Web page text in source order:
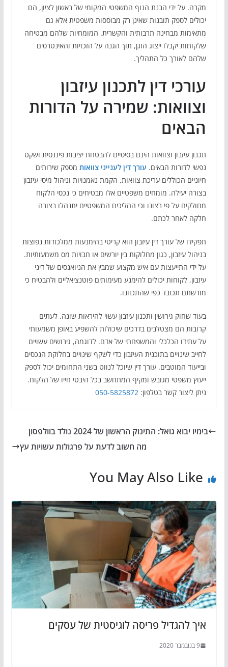
מקרה. על ידי הבנת הנוף המשפטי המקומי של ראשון לציון, הם
יכולים לספק תובנות שאינן רק מבוססות משפטית אלא גם
מתאימות מבחינה תרבותית והקשרית. המומחיות שלהם מבטיחה
שלקוחות יקבלו ייצוג הוגן, תוך הגנה על הזכויות והאינטרסים
שלהם לאורך כל התהליך.
עורכי דין לתכנון עיזבון
וצוואות: שמירה על הדורות
הבאים
תכנון עיזבון וצוואות הינם בסיסיים להבטחת יציבות פיננסית ושקט
נפשי לדורות הבאים. עורך דין לענייני צוואות מספק שירותים
חיוניים הכוללים עריכת צוואות, הקמת נאמנויות וניהול מיסי עיזבון
בצורה יעילה. מומחים משפטיים אלו מבטיחים כי נכסי הלקוח
מחולקים על פי רצונו וכי ההליכים המשפטיים יתנהלו בצורה
חלקה לאחר לכתם.
תפקידו של עורך דין עיזבון הוא קריטי בהימנעות ממלכודות נפוצות
בניהול עיזבון, כגון מחלוקות בין יורשים או חבויות מס משמעותיות.
על ידי התייעצות עם איש מקצוע שמבין את הניואנסים של דיני
עיזבון, לקוחות יכולים להימנע מעימותים פוטנציאליים ולהבטיח כי
מורשתם תכובד כפי שהתכוונו.
בעוד שחוק גירושין ותכנון עיזבון עשוי להיראות שונה, לעתים
קרובות הם מצטלבים בדרכים שיכולות להשפיע באופן משמעותי
על עתידו הכלכלי והמשפחתי של אדם. לדוגמה, גירושים עשויים
לחייב שינויים בתוכנית העיזבון כדי לשקף שינויים בחלוקת הנכסים
ובייעוד המוטבים. עורך דין שיוכל לנווט בשני התחומים יכול לספק
ייעוץ משפטי מגובש ומקיף המתחשב בכל היבטי חייו של הלקוח.
ניתן ליצור קשר בטלפון: 050-5825872
בימיו יבוא גואל: התינוק הראשון של 2024 נולד בוולפסון
מה חשוב לדעת על פרגולות עשויות עץ
You May Also Like
איך להגדיל פריסה לוגיסטית של עסקים
9 בנובמבר 2020